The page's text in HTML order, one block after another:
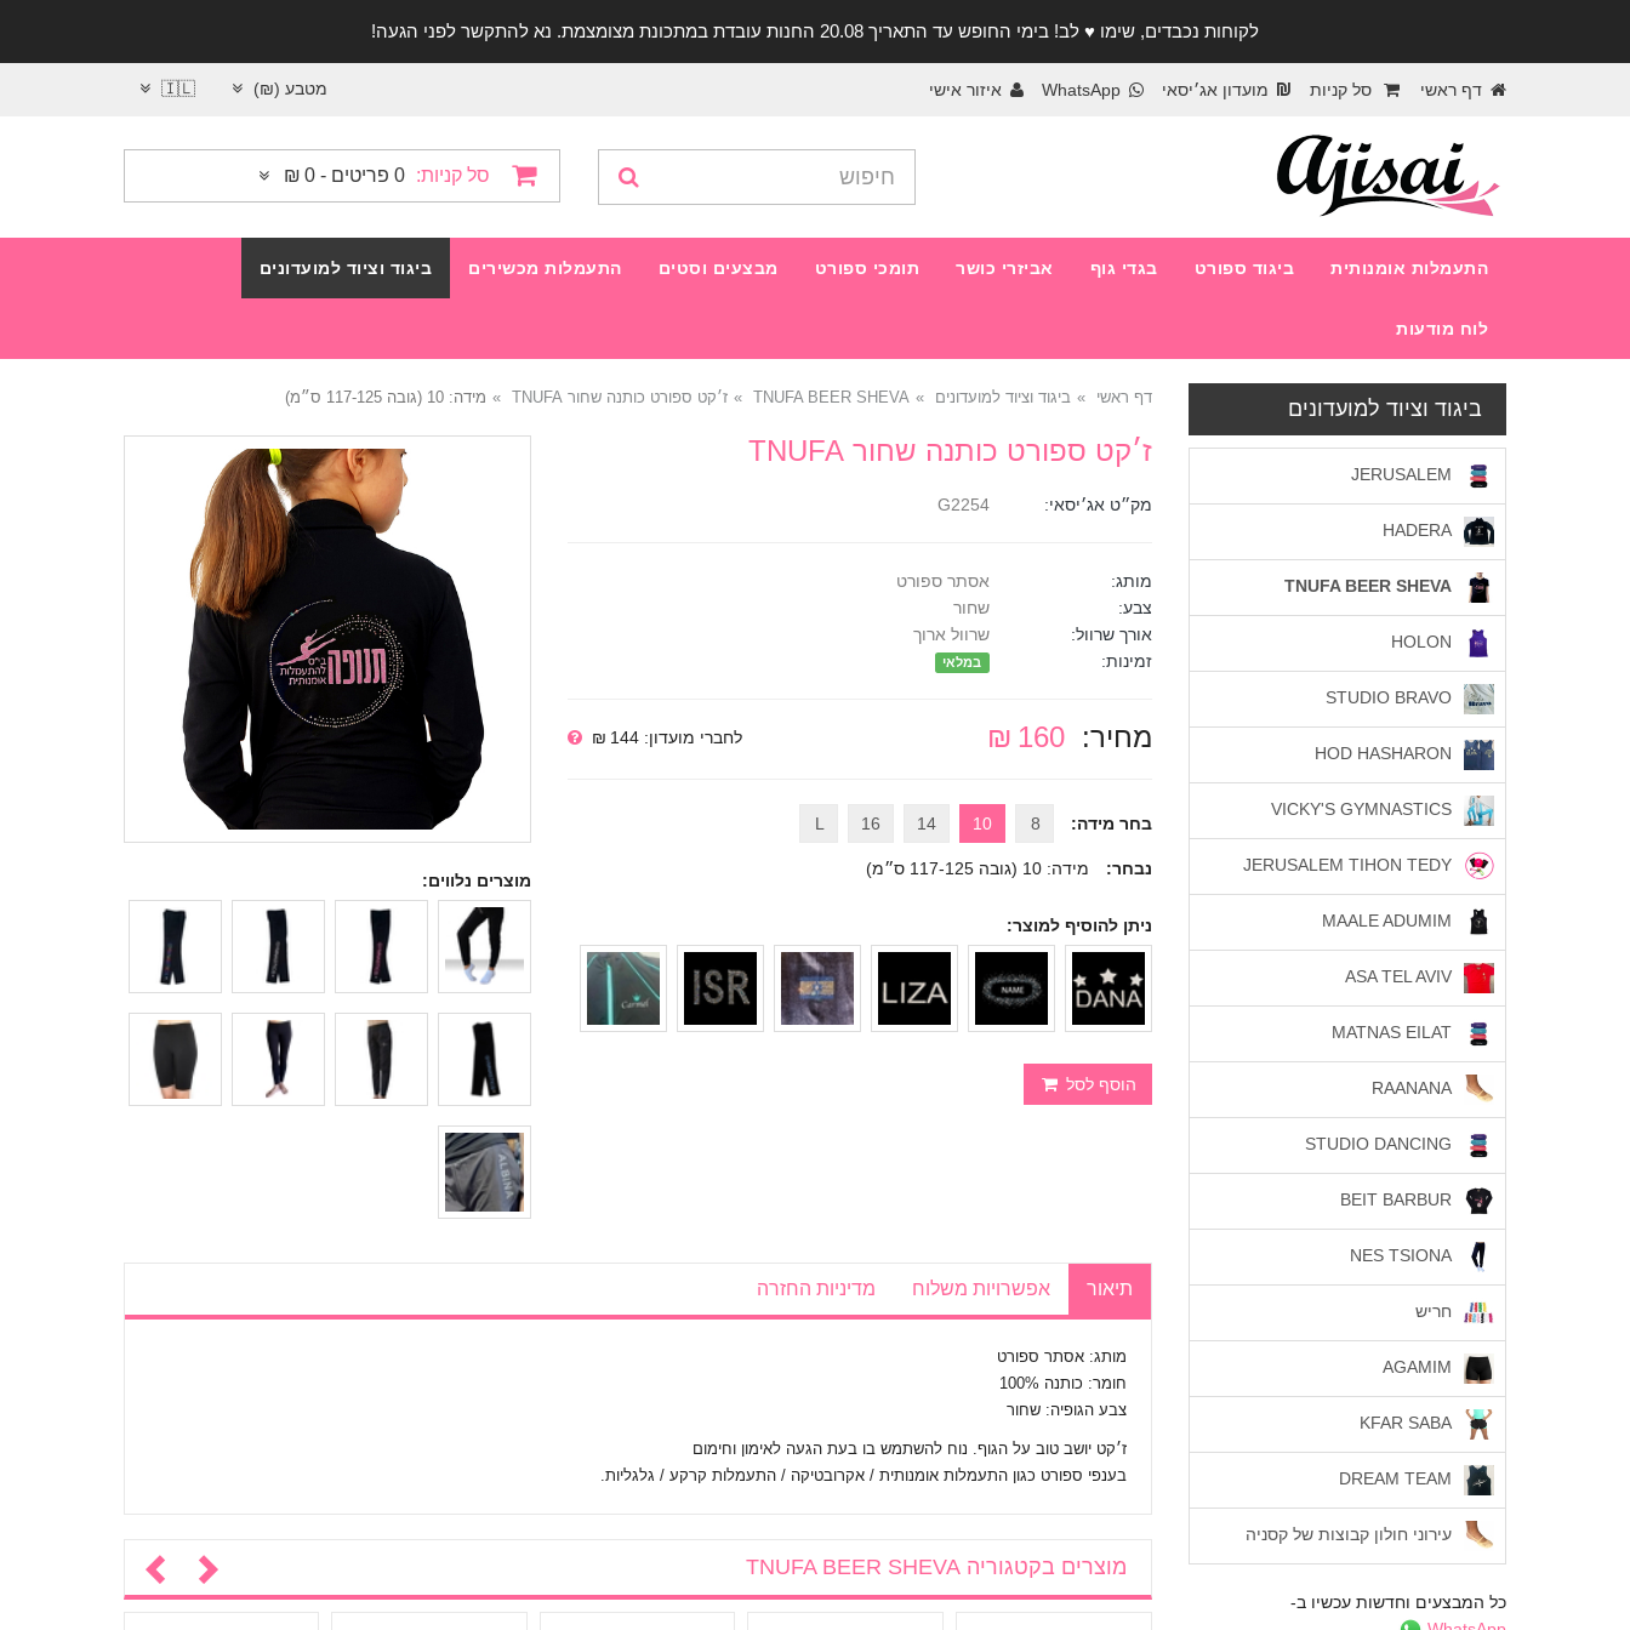
לקוחות נכבדים, שימו ♥️ לב! בימי החופש עד התאריך 20.08 החנות עובדת במתכונת מצומצמת. נא להתקשר לפני הגעה!
דף ראשי סל קניות מועדון אג׳יסאי WhatsApp איזור אישי מטבע (₪) 🇮🇱
סל קניות: 0 פריטים - 0 ₪
התעמלות אומנותית ביגוד ספורט בגדי גוף אביזרי כושר תומכי ספורט מבצעים וסטים התעמלות מכשירים ביגוד וציוד למועדונים
לוח מודעות
דף ראשי ביגוד וציוד למועדונים TNUFA BEER SHEVA ז׳קט ספורט כותנה שחור TNUFA מידה: 10 (גובה 117-125 ס״מ)
מוצרים נלווים:
ז׳קט ספורט כותנה שחור TNUFA
מק״ט אג׳יסאי: G2254
מותג:
אסתר ספורט
צבע:
שחור
אורך שרוול:
שרוול ארוך
זמינות:
במלאי
מחיר: 160 ₪ לחברי מועדון: 144 ₪
בחר מידה: 8
10
14
16
L
נבחר: מידה: 10 (גובה 117-125 ס״מ)
ניתן להוסיף למוצר:
הוסף לסל
תיאור אפשרויות משלוח מדיניות החזרה
מותג: אסתר ספורט
חומר: כותנה 100%
צבע הגופיה: שחור
ז׳קט יושב טוב על הגוף. נוח להשתמש בו בעת הגעה לאימון וחימום
בענפי ספורט כגון התעמלות אומנותית / אקרובטיקה / התעמלות קרקע / גלגליות.
מוצרים בקטגוריהTNUFA BEER SHEVA
ביגוד וציוד למועדונים
חריש
עירוני חולון קבוצות של קסניה
כל המבצעים וחדשות עכשיו ב-